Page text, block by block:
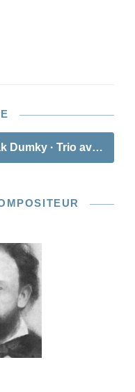
Dumky · Trio avec